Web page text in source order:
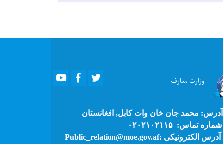
وزارت معارف Youtube Facebook
محمد جان خان وات کابل, افغانستان
شماره تماس: ۰۲۰۲۱۰۲۱۱۵
آدرس الکترونیکی :Public_relation@moe.gov.af